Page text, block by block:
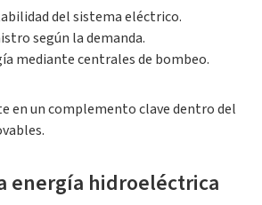
del sistema eléctrico.
según la demanda.
mediante centrales de bombeo.
en un complemento clave dentro del
energía hidroeléctrica